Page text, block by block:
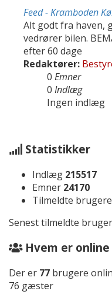
Feed - Kramboden
Alt godt fra haven,
vedrører bilen.
efter 60 dage
Redaktører:
0 Emner
0 Indlæg
Ingen indlæg
Statistikker
Indlæg 215517
Emner 24170
Tilmeldte brugere
Senest tilmeldte bruger
Hvem er online
Der er 77 brugere
76 gæster